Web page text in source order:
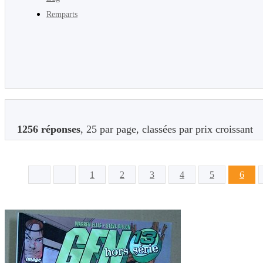
Remparts
1256 réponses, 25 par page, classées par prix croissant
1 2 3 4 5 6